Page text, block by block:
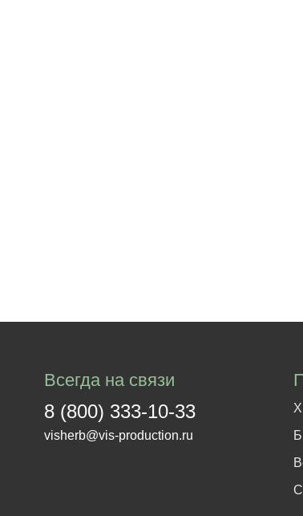
Всегда на связи
8 (800) 333-10-33
visherb@vis-production.ru